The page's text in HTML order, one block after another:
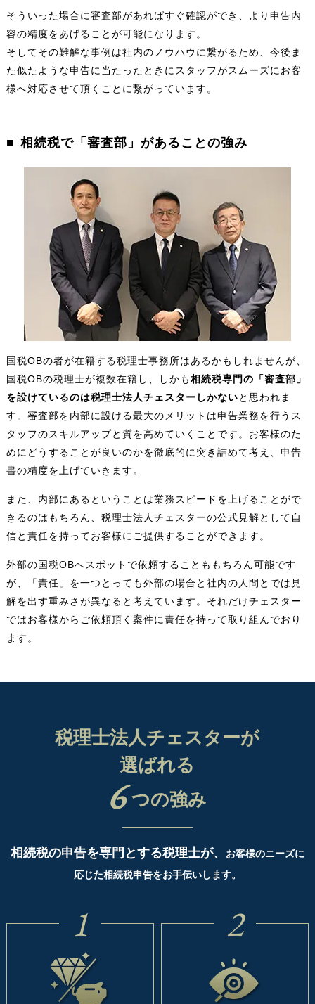
そういった場合に審査部があればすぐ確認ができ、より申告内
容の精度をあげることが可能になります。
そしてその難解な事例は社内のノウハウに繋がるため、今後ま
た似たような申告に当たったときにスタッフがスムーズにお客
様へ対応させて頂くことに繋がっています。
相続税で「審査部」があることの強み
国税OBの者が在籍する税理士事務所はあるかもしれませんが、
国税OBの税理士が複数在籍し、しかも相続税専門の「審査部」
を設けているのは税理士法人チェスターしかないと思われま
す。審査部を内部に設ける最大のメリットは申告業務を行うス
タッフのスキルアップと質を高めていくことです。お客様のた
めにどうすることが良いのかを徹底的に突き詰めて考え、申告
書の精度を上げていきます。
また、内部にあるということは業務スピードを上げることがで
きるのはもちろん、税理士法人チェスターの公式見解として自
信と責任を持ってお客様にご提供することができます。
外部の国税OBへスポットで依頼することももちろん可能です
が、「責任」を一つとっても外部の場合と社内の人間とでは見
解を出す重みさが異なると考えています。それだけチェスター
ではお客様からご依頼頂く案件に責任を持って取り組んでおり
ます。
税理士法人チェスターが
選ばれる
6 つの強み
相続税の申告を専門とする税理士が、
お客様のニーズに
応じた相続税申告をお手伝いします。
1 2